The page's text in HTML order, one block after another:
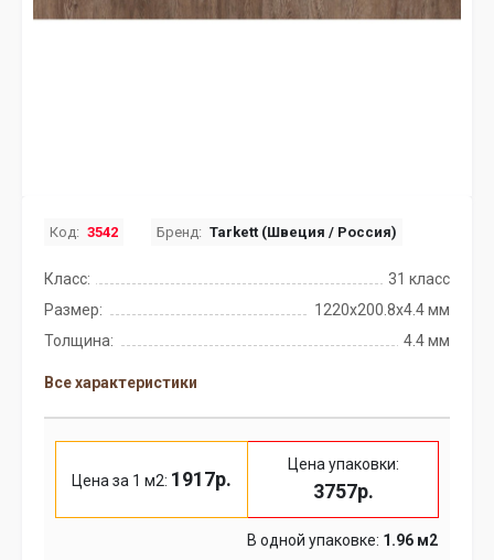
Код: 3542 Бренд: Tarkett (Швеция / Россия)
Класс:
31 класс
Размер:
1220x200.8х4.4 мм
Толщина:
4.4 мм
Все характеристики
Цена за 1 м2: 1917р.
Цена упаковки:
3757р.
В одной упаковке: 1.96 м2